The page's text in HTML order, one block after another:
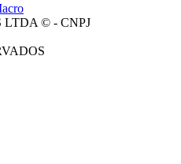
LTDA © - CNPJ